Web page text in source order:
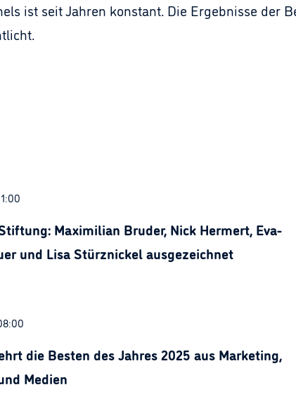
ist seit Jahren konstant. Die Ergebnisse der
Maximilian Bruder, Nick Hermert, Eva-
und Lisa Stürznickel ausgezeichnet
die Besten des Jahres 2025 aus Marketing,
Medien